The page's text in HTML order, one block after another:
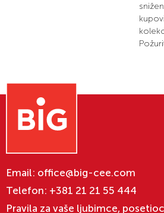
Email: office@big-cee.com
Telefon: +381 21 21 55 444
Pravila za vaše ljubimce,